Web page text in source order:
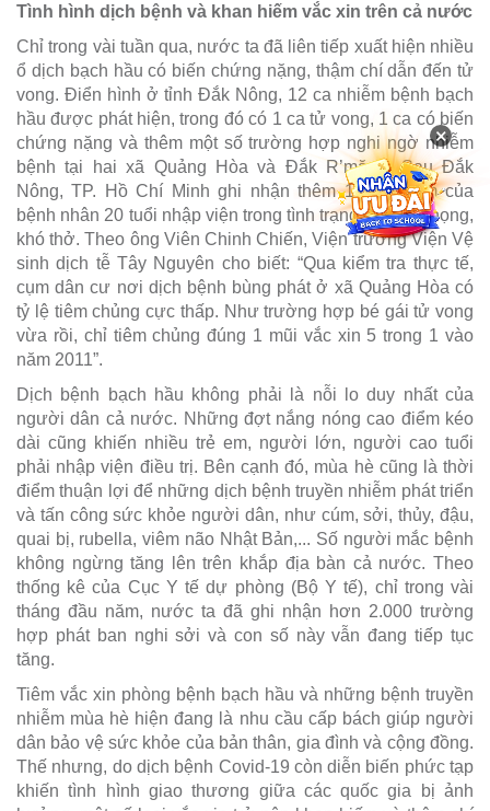
Tình hình dịch bệnh và khan hiếm vắc xin trên cả nước
Chỉ trong vài tuần qua, nước ta đã liên tiếp xuất hiện nhiều
ổ dịch bạch hầu có biến chứng nặng, thậm chí dẫn đến tử
vong. Điển hình ở tỉnh Đắk Nông, 12 ca nhiễm bệnh bạch
hầu được phát hiện, trong đó có 1 ca tử vong, 1 ca có biến
chứng nặng và thêm một số trường hợp nghi ngờ nhiễm
bệnh tại hai xã Quảng Hòa và Đắk R’măng. Sau Đắk
Nông, TP. Hồ Chí Minh ghi nhận thêm 1 ca nhiễm của
bệnh nhân 20 tuổi nhập viện trong tình trạng sốt, đau họng,
khó thở. Theo ông Viên Chinh Chiến, Viện trưởng Viện Vệ
sinh dịch tễ Tây Nguyên cho biết: “Qua kiểm tra thực tế,
cụm dân cư nơi dịch bệnh bùng phát ở xã Quảng Hòa có
tỷ lệ tiêm chủng cực thấp. Như trường hợp bé gái tử vong
vừa rồi, chỉ tiêm chủng đúng 1 mũi vắc xin 5 trong 1 vào
năm 2011”.
Dịch bệnh bạch hầu không phải là nỗi lo duy nhất của
người dân cả nước. Những đợt nắng nóng cao điểm kéo
dài cũng khiến nhiều trẻ em, người lớn, người cao tuổi
phải nhập viện điều trị. Bên cạnh đó, mùa hè cũng là thời
điểm thuận lợi để những dịch bệnh truyền nhiễm phát triển
và tấn công sức khỏe người dân, như cúm, sởi, thủy, đậu,
quai bị, rubella, viêm não Nhật Bản,... Số người mắc bệnh
không ngừng tăng lên trên khắp địa bàn cả nước. Theo
thống kê của Cục Y tế dự phòng (Bộ Y tế), chỉ trong vài
tháng đầu năm, nước ta đã ghi nhận hơn 2.000 trường
hợp phát ban nghi sởi và con số này vẫn đang tiếp tục
tăng.
Tiêm vắc xin phòng bệnh bạch hầu và những bệnh truyền
nhiễm mùa hè hiện đang là nhu cầu cấp bách giúp người
dân bảo vệ sức khỏe của bản thân, gia đình và cộng đồng.
Thế nhưng, do dịch bệnh Covid-19 còn diễn biến phức tạp
khiến tình hình giao thương giữa các quốc gia bị ảnh
×